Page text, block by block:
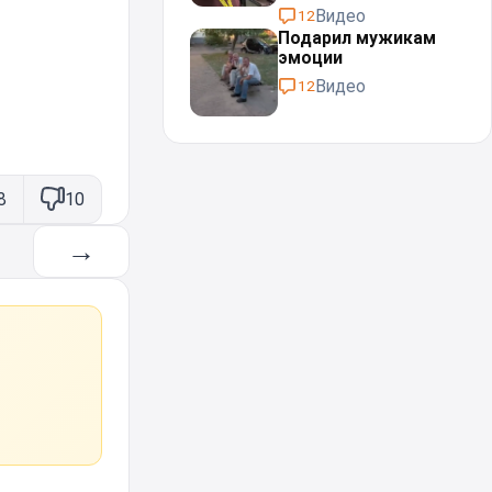
10
→
12Видео
Подарил мужикам
эмоции
12Видео